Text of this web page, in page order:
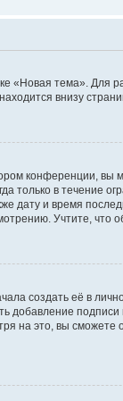
«Новая тема». Для
внизу
конференции, вы
только в течение
дату и время
Учтите, что
создать её в
добавление
на это, вы